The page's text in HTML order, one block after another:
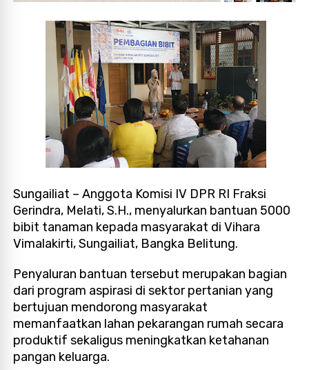
Sungailiat – Anggota Komisi IV DPR RI Fraksi
Gerindra, Melati, S.H., menyalurkan bantuan 5000
bibit tanaman kepada masyarakat di Vihara
Vimalakirti, Sungailiat, Bangka Belitung.
Penyaluran bantuan tersebut merupakan bagian
dari program aspirasi di sektor pertanian yang
bertujuan mendorong masyarakat
memanfaatkan lahan pekarangan rumah secara
produktif sekaligus meningkatkan ketahanan
pangan keluarga.